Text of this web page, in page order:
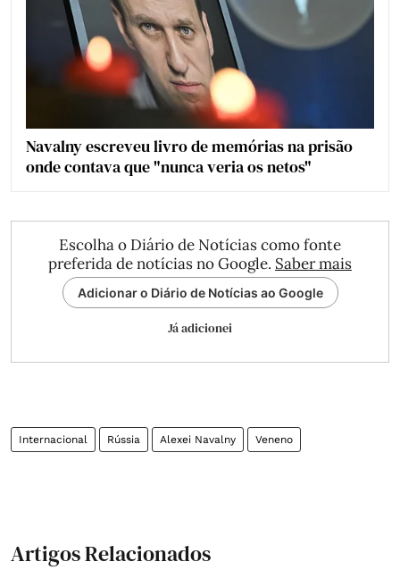
Navalny escreveu livro de memórias na prisão
onde contava que "nunca veria os netos"
Escolha o Diário de Notícias como fonte
preferida de notícias no Google. Saber mais
Adicionar o Diário de Notícias ao Google
Já adicionei
Internacional Rússia Alexei Navalny Veneno
Artigos Relacionados